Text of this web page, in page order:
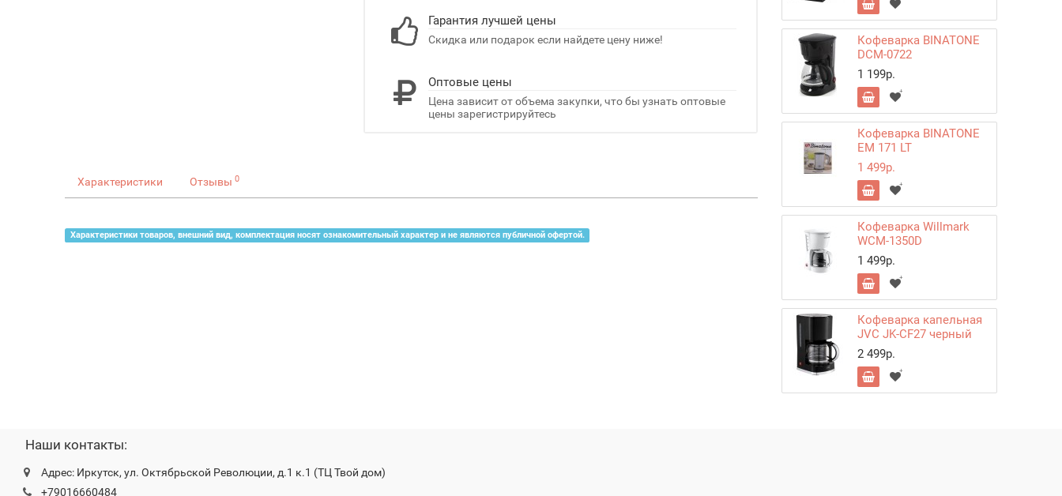
Гарантия лучшей цены
Скидка или подарок если найдете цену ниже!
Оптовые цены
Цена зависит от объема закупки, что бы узнать оптовые
цены зарегистрируйтесь
Характеристики Отзывы0
Характеристики товаров, внешний вид, комплектация носят ознакомительный характер и не являются публичной офертой.
Кофеварка BINATONE
DCM-0722
1 199р.
Кофеварка BINATONE
EM 171 LT
1 499р.
Кофеварка Willmark
WCM-1350D
1 499р.
Кофеварка капельная
JVC JK-CF27 черный
2 499р.
Наши контакты:
Адрес: Иркутск, ул. Октябрьской Революции, д.1 к.1 (ТЦ Твой дом)
+79016660484